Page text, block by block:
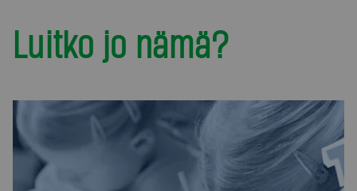
Luitko jo nämä?